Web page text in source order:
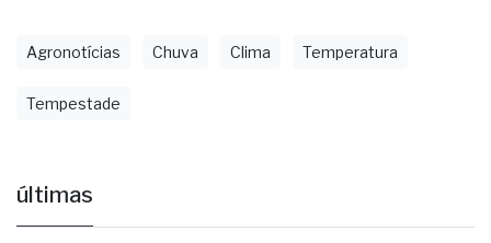
Agronotícias Chuva Clima Temperatura
Tempestade
últimas